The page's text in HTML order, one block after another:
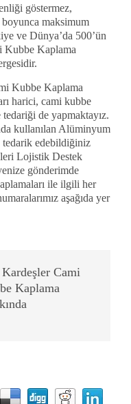
göstermez,
maksimum
ve Dünya’da 500’ün
Kubbe Kaplama
Kubbe Kaplama
harici, cami kubbe
de yapmaktayız.
kullanılan Alüminyum
edebildiğiniz
Lojistik Destek
gönderimde
ile ilgili her
aşağıda yer
Cami
Kaplama